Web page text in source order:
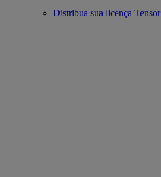
Distribua sua licença Tensor